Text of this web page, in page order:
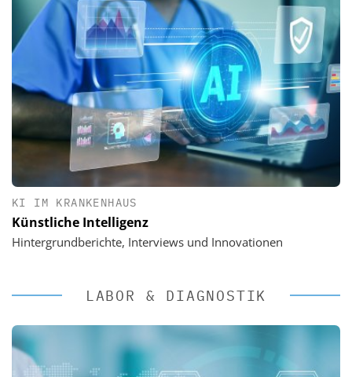
KI IM KRANKENHAUS
Künstliche Intelligenz
Hintergrundberichte, Interviews und Innovationen
LABOR & DIAGNOSTIK